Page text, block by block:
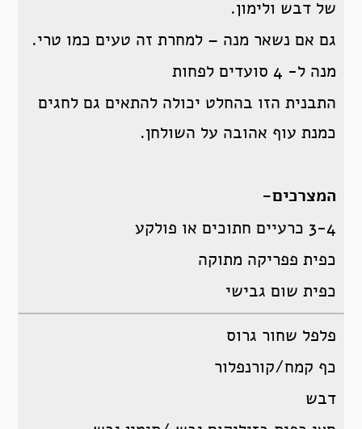
של דבש ולימון.
גם אם נשאר מנה – למחרת זה טעים כמו טרי.
מנה ל- 4 סועדים לפחות
התבנית הזו בהחלט יכולה להתאים גם לחגים
כמנת עוף אהובה על השולחן.
המצרכים-
3-4 כרעיים חתוכים או פולקע
כפית פפריקה מתוקה
כפית שום גבישי
פלפל שחור גרוס
כף קמח/קורנפלור
דבש